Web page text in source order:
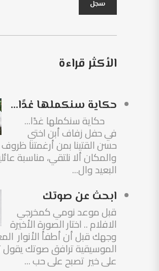
الأكثر قراءة
حكاية سنكملها غدًا...
حكاية سنكملها غدًا...
في حفل زفاف أبن اختي
حسن القتينا بمن أرغمتنا
والمكان ألا نلتقي، مناسبة
البعيد وال...
ابحث عن صوتك
قبل موعد نومي كمخرجي
الافلام .. اختار الصورة الأخيرة
وجهك قبل أن أطفأ الأنوار
الموسيقية ترافق صوتك
على خير تصبح على حب ...